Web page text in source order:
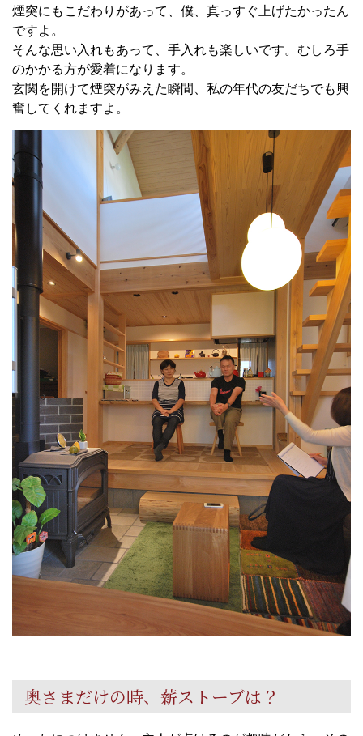
煙突にもこだわりがあって、僕、真っすぐ上げたかったん
ですよ。
そんな思い入れもあって、手入れも楽しいです。むしろ手
のかかる方が愛着になります。
玄関を開けて煙突がみえた瞬間、私の年代の友だちでも興
奮してくれますよ。
奥さまだけの時、薪ストーブは？